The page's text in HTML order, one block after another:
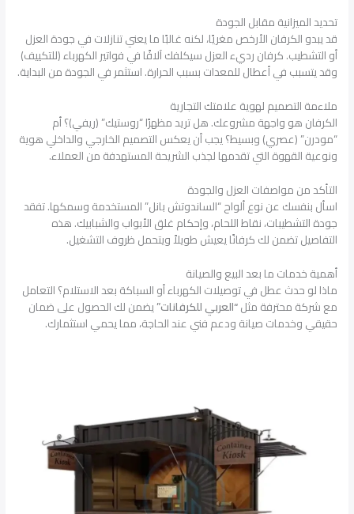
تحديد الميزانية مقابل الجودة
قد يبدو الكرفان الأرخص مغريًا، لكنه غالبًا ما يعني تنازلات في جودة العزل
أو التشطيب. كرفان رديء العزل سيكلفك آلافًا في فواتير الكهرباء (للتكييف)
وقد يتسبب في أعطال للمعدات بسبب الحرارة. استثمر في الجودة من البداية.
ملاءمة التصميم لهوية علامتك التجارية
الكرفان هو واجهة مشروعك. هل تريد مظهرًا “روستيك” (ريفي)؟ أم
“مودرن” (عصري) وبسيط؟ يجب أن يعكس التصميم الخارجي والداخلي هوية
ونوعية القهوة التي تقدمها لجذب الشريحة المستهدفة من العملاء.
التأكد من مواصفات العزل والجودة
اسأل بنفسك عن نوع ألواح “الساندوتش بانل” المستخدمة وسمكها. تفقد
جودة التشطيبات، نقاط اللحام، وإحكام غلق الأبواب والشبابيك. هذه
التفاصيل تضمن لك كرفانًا يعيش طويلاً ويتحمل ظروف التشغيل.
أهمية خدمات ما بعد البيع والصيانة
ماذا لو حدث عطل في توصيلات الكهرباء أو السباكة بعد الاستلام؟ التعامل
مع شركة محترفة مثل“العربي للكرفانات”يضمن لك الحصول على ضمان
حقيقي وخدمات صيانة ودعم فني عند الحاجة، مما يحمي استثمارك.